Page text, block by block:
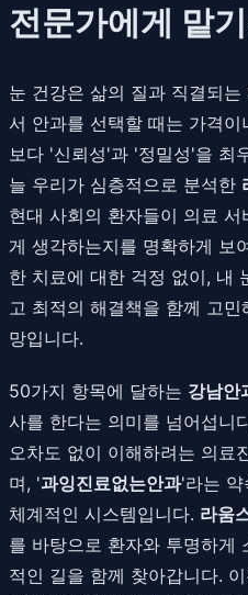
전문가에게 맡
눈 건강은 삶의 질과 직결되
서 안과를 선택할 때는 가격
보다 '신뢰성'과 '정밀성'을 최
늘 우리가 심층적으로 분석한
현대 사회의 환자들이 의료
게 생각하는지를 명확하게 보
한 치료에 대한 걱정 없이, 내
고 최적의 해결책을 함께 고민
망입니다.
50가지 항목에 달하는 강남안
사를 한다는 의미를 넘어섭니
오차도 없이 이해하려는 의료
며, '과잉진료없는안과'라는 약
체계적인 시스템입니다. 라움
를 바탕으로 환자와 투명하게
적인 길을 함께 찾아갑니다.